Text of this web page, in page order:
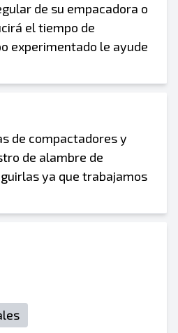
de su empacadora o
el tiempo de
experimentado le ayude
de compactadores y
de alambre de
ya que trabajamos